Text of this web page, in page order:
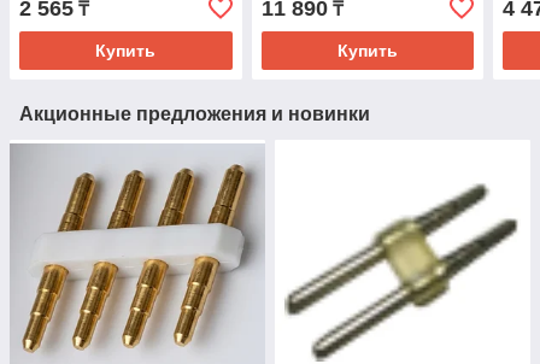
2 565 ₸
Купить
11 890₸
Купить
4
Акционные предложения и новинки